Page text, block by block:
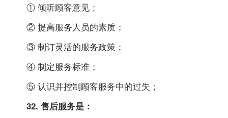
① 倾听顾客意见；
② 提高服务人员的素质；
③ 制订灵活的服务政策；
④ 制定服务标准；
⑤ 认识并控制顾客服务中的过失；
32. 售后服务是：